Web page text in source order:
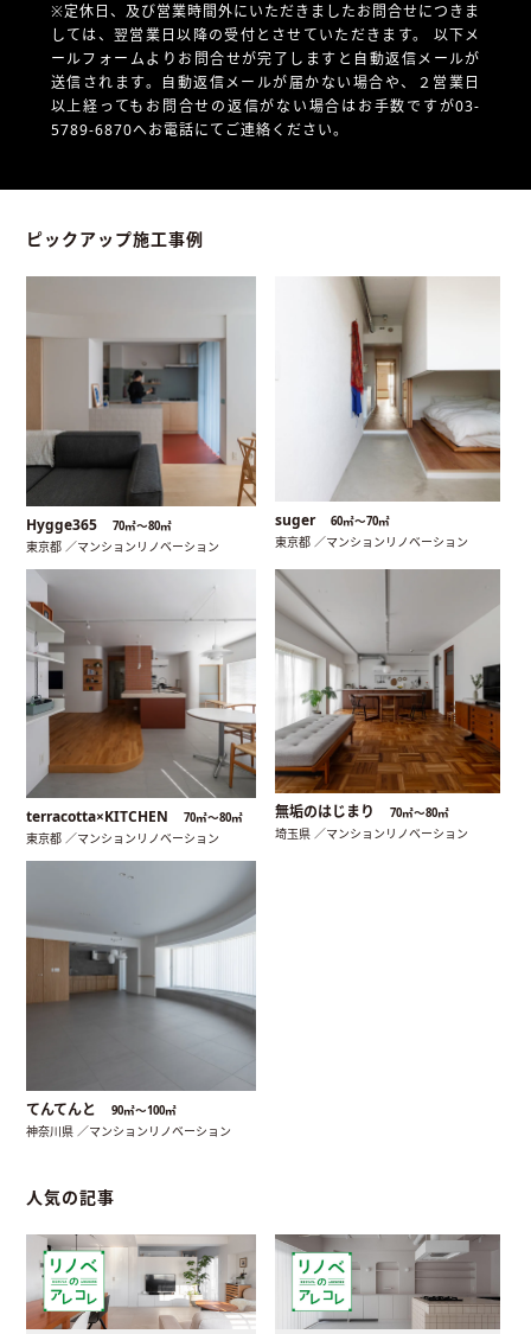
※定休日、及び営業時間外にいただきましたお問合せにつきま
しては、翌営業日以降の受付とさせていただきます。 以下メ
ールフォームよりお問合せが完了しますと自動返信メールが
送信されます。自動返信メールが届かない場合や、
２営業日
以上経ってもお問合せの返信がない場合はお手数ですが03-
5789-6870へお電話にてご連絡ください。
ピックアップ施工事例
Hygge365 70㎡〜80㎡
東京都 ／マンションリノベーション
suger 60㎡〜70㎡
東京都 ／マンションリノベーション
terracotta×KITCHEN 70㎡〜80㎡
東京都 ／マンションリノベーション
無垢のはじまり 70㎡〜80㎡
埼玉県 ／マンションリノベーション
てんてんと 90㎡〜100㎡
神奈川県 ／マンションリノベーション
人気の記事